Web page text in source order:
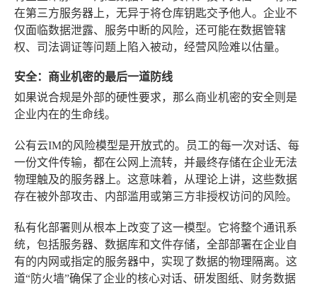
在第三方服务器上，无异于将仓库钥匙交予他人。企业不
仅面临数据泄露、服务中断的风险，还可能在数据管辖
权、司法调证等问题上陷入被动，经营风险难以估量。
安全：商业机密的最后一道防线
如果说合规是外部的硬性要求，那么商业机密的安全则是
企业内在的生命线。
公有云IM的风险模型是开放式的。员工的每一次对话、每
一份文件传输，都在公网上流转，并最终存储在企业无法
物理触及的服务器上。这意味着，从理论上讲，这些数据
存在被外部攻击、内部滥用或第三方非授权访问的风险。
私有化部署则从根本上改变了这一模型。它将整个通讯系
统，包括服务器、数据库和文件存储，全部部署在企业自
有的内网或指定的服务器中，实现了数据的物理隔离。这
道“防火墙”确保了企业的核心对话、研发图纸、财务数据